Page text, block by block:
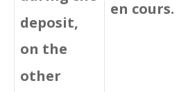
deposit,
on the
other
en cours.